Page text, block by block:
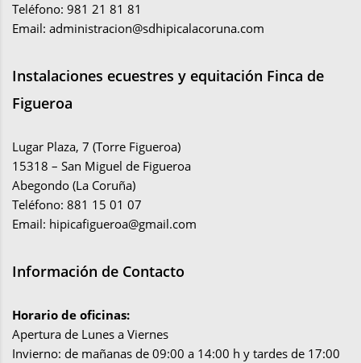
Teléfono: 981 21 81 81
Email: administracion@sdhipicalacoruna.com
Instalaciones ecuestres y equitación Finca de
Figueroa
Lugar Plaza, 7 (Torre Figueroa)
15318 – San Miguel de Figueroa
Abegondo (La Coruña)
Teléfono: 881 15 01 07
Email: hipicafigueroa@gmail.com
Información de Contacto
Horario de oficinas:
Apertura de Lunes a Viernes
Invierno: de mañanas de 09:00 a 14:00 h y tardes de 17:00